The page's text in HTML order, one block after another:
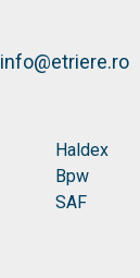
info@etriere.ro
Haldex
Bpw
SAF